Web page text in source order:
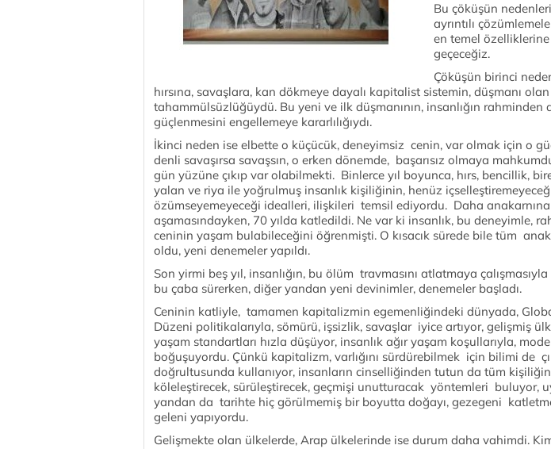
Bu çöküşün
ayrıntılı
en temel
geçeceğiz.
Çöküşün birinci
hırsına, savaşlara, kan dökmeye dayalı kapitalist sistemin, düşmanı
tahammülsüzlüğüydü. Bu yeni ve ilk düşmanının, insanlığın rahminden
güçlenmesini engellemeye kararlılığıydı.
İkinci neden ise elbette o küçücük, deneyimsiz cenin, var olmak için o
denli savaşırsa savaşsın, o erken dönemde, başarısız olmaya
gün yüzüne çıkıp var olabilmekti. Binlerce yıl boyunca, hırs, bencillik,
yalan ve riya ile yoğrulmuş insanlık kişiliğinin, henüz
özümseyemeyeceği idealleri, ilişkileri temsil ediyordu. Daha
aşamasındayken, 70 yılda katledildi. Ne var ki insanlık, bu deneyimle,
ceninin yaşam bulabileceğini öğrenmişti. O kısacık sürede bile tüm
oldu, yeni denemeler yapıldı.
Son yirmi beş yıl, insanlığın, bu ölüm travmasını atlatmaya
bu çaba sürerken, diğer yandan yeni devinimler, denemeler başladı.
Ceninin katliyle, tamamen kapitalizmin egemenliğindeki dünyada,
Düzeni politikalarıyla, sömürü, işsizlik, savaşlar iyice artıyor, gelişmiş
yaşam standartları hızla düşüyor, insanlık ağır yaşam koşullarıyla,
boğuşuyordu. Çünkü kapitalizm, varlığını sürdürebilmek için bilimi de
doğrultusunda kullanıyor, insanların cinselliğinden tutun da tüm
köleleştirecek, sürüleştirecek, geçmişi unutturacak yöntemleri buluyor,
yandan da tarihte hiç görülmemiş bir boyutta doğayı, gezegeni
geleni yapıyordu.
Gelişmekte olan ülkelerde, Arap ülkelerinde ise durum daha vahimdi.